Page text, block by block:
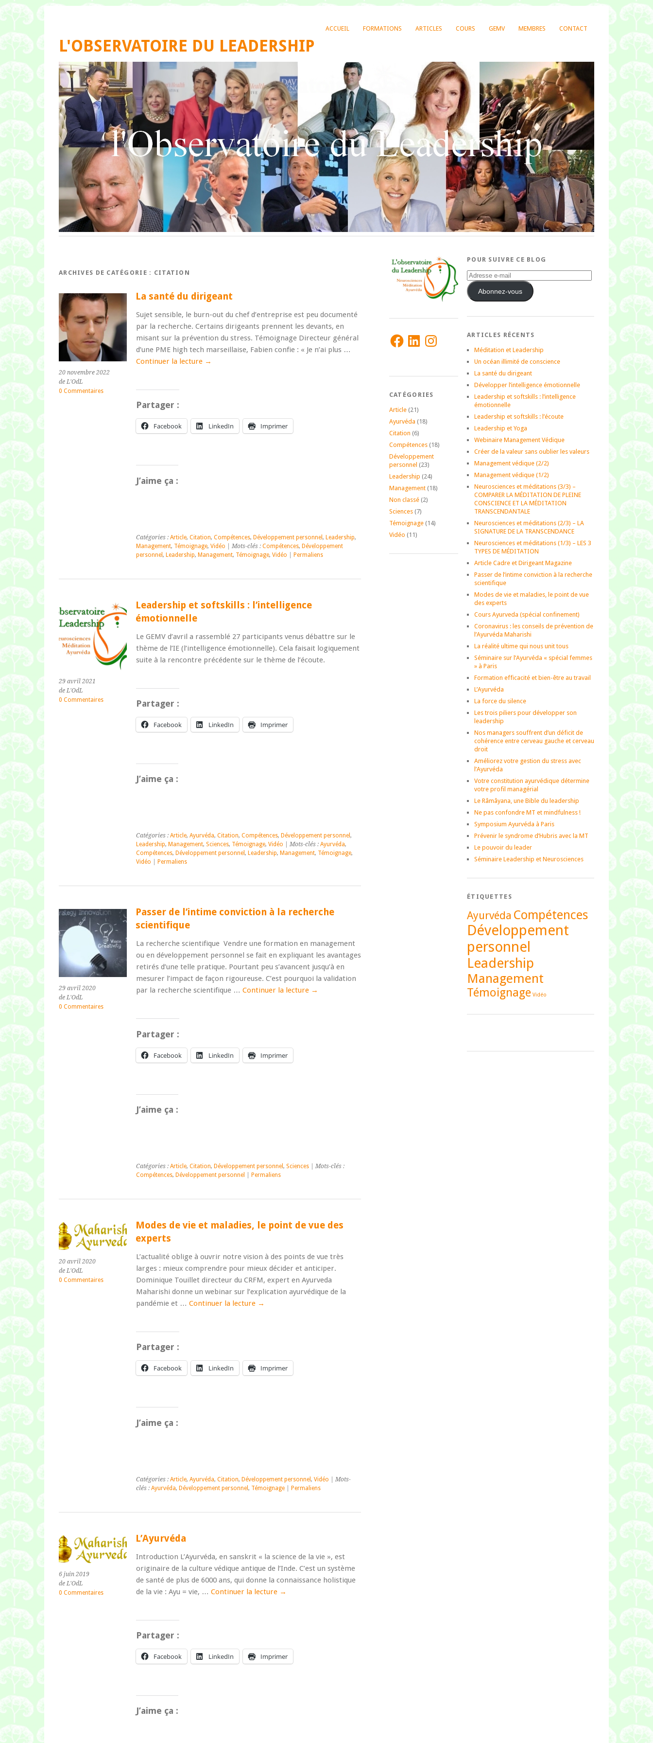
ACCUEIL FORMATIONS ARTICLES COURS GEMV MEMBRES CONTACT
L'OBSERVATOIRE DU LEADERSHIP
ARCHIVES DE CATÉGORIE : CITATION
20 novembre 2022
de L'OdL
0 Commentaires
La santé du dirigeant
Sujet sensible, le burn-out du chef d’entreprise est peu documenté
par la recherche. Certains dirigeants prennent les devants, en
misant sur la prévention du stress. Témoignage Directeur général
d’une PME high tech marseillaise, Fabien confie : « Je n’ai plus …
Continuer la lecture →
Partager :
Facebook LinkedIn Imprimer
J’aime ça :
Catégories : Article, Citation, Compétences, Développement personnel , Leadership,
Management, Témoignage, Vidéo | Mots-clés : Compétences, Développement
personnel , Leadership, Management, Témoignage, Vidéo Permaliens
29 avril 2021
de L'OdL
0 Commentaires
Leadership et softskills : l’intelligence
émotionnelle
Le GEMV d’avril a rassemblé 27 participants venus débattre sur le
thème de l’IE (l’intelligence émotionnelle). Cela faisait logiquement
suite à la rencontre précédente sur le thème de l’écoute.
Partager :
Facebook LinkedIn Imprimer
J’aime ça :
Catégories : Article, Ayurvéda, Citation, Compétences, Développement personnel ,
Leadership, Management, Sciences, Témoignage, Vidéo | Mots-clés : Ayurvéda,
Compétences, Développement personnel , Leadership, Management, Témoignage,
Vidéo
Permaliens
29 avril 2020
de L'OdL
0 Commentaires
Passer de l’intime conviction à la recherche
scientifique
La recherche scientifique Vendre une formation en management
ou en développement personnel se fait en expliquant les avantages
retirés d’une telle pratique. Pourtant peu s’avancent jusqu’à en
mesurer l’impact de façon rigoureuse. C’est pourquoi la validation
par la recherche scientifique … Continuer la lecture →
Partager :
Facebook LinkedIn Imprimer
J’aime ça :
Catégories : Article, Citation, Développement personnel , Sciences| Mots-clés :
Compétences, Développement personnel Permaliens
20 avril 2020
de L'OdL
0 Commentaires
Modes de vie et maladies, le point de vue des
experts
L’actualité oblige à ouvrir notre vision à des points de vue très
larges : mieux comprendre pour mieux décider et anticiper.
Dominique Touillet directeur du CRFM, expert en Ayurveda
Maharishi donne un webinar sur l’explication ayurvédique de la
pandémie et … Continuer la lecture →
Partager :
Facebook LinkedIn Imprimer
J’aime ça :
Catégories : Article, Ayurvéda, Citation, Développement personnel , Vidéo | Mots-
clés : Ayurvéda, Développement personnel , Témoignage| Permaliens
6 juin 2019
de L'OdL
0 Commentaires
L’Ayurvéda
Introduction L’Ayurvéda, en sanskrit « la science de la vie », est
originaire de la culture védique antique de l’Inde. C’est un système
de santé de plus de 6000 ans, qui donne la connaissance holistique
de la vie : Ayu = vie, … Continuer la lecture →
Partager :
Facebook LinkedIn Imprimer
J’aime ça :
FacebookLinkedInInstagram
CATÉGORIES
Article(21)
Ayurvéda (18)
Citation (6)
Compétences(18)
Développement
personnel (23)
Leadership (24)
Management(18)
Non classé(2)
Sciences(7)
Témoignage(14)
Vidéo (11)
POUR SUIVRE CE BLOG
Adresse
e-
mail Abonnez-vous
ARTICLES RÉCENTS
Méditation et Leadership
Un océan illimité de conscience
La santé du dirigeant
Développer l’intelligence émotionnelle
Leadership et softskills : l’intelligence
émotionnelle
Leadership et softskills : l’écoute
Leadership et Yoga
Webinaire Management Védique
Créer de la valeur sans oublier les valeurs
Management védique (2/2)
Management védique (1/2)
Neurosciences et méditations (3/3) –
COMPARER LA MÉDITATION DE PLEINE
CONSCIENCE ET LA MÉDITATION
TRANSCENDANTALE
Neurosciences et méditations (2/3) – LA
SIGNATURE DE LA TRANSCENDANCE
Neurosciences et méditations (1/3) – LES 3
TYPES DE MÉDITATION
Article Cadre et Dirigeant Magazine
Passer de l’intime conviction à la recherche
scientifique
Modes de vie et maladies, le point de vue
des experts
Cours Ayurveda (spécial confinement)
Coronavirus : les conseils de prévention de
l’Ayurvéda Maharishi
La réalité ultime qui nous unit tous
Séminaire sur l’Ayurvéda « spécial femmes
» à Paris
Formation efficacité et bien-être au travail
L’Ayurvéda
La force du silence
Les trois piliers pour développer son
leadership
Nos managers souffrent d’un déficit de
cohérence entre cerveau gauche et cerveau
droit
Améliorez votre gestion du stress avec
l’Ayurvéda
Votre constitution ayurvédique détermine
votre profil managérial
Le Râmâyana, une Bible du leadership
Ne pas confondre MT et mindfulness !
Symposium Ayurvéda à Paris
Prévenir le syndrome d’Hubris avec la MT
Le pouvoir du leader
Séminaire Leadership et Neurosciences
ÉTIQUETTES
Ayurvéda Compétences
Développement
personnel
Leadership
Management
Témoignage Vidéo